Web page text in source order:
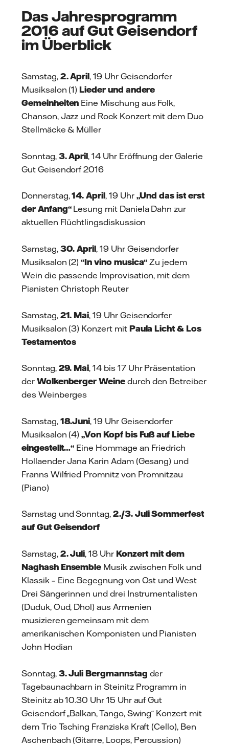
Das Jahresprogramm
2016 auf Gut Geisendorf
im Überblick
Samstag, 2. April, 19 Uhr Geisendorfer
Musiksalon (1)Lieder und andere
Gemeinheiten Eine Mischung aus Folk,
Chanson, Jazz und Rock Konzert mit dem Duo
Stellmäcke & Müller
Sonntag, 3. April, 14 Uhr Eröffnung der Galerie
Gut Geisendorf 2016
Donnerstag,14. April, 19 Uhr „Und das ist erst
der Anfang“Lesung mit Daniela Dahn zur
aktuellen Flüchtlingsdiskussion
Samstag, 30. April, 19 Uhr Geisendorfer
Musiksalon (2)“In vino musica“ Zu jedem
Wein die passende Improvisation, mit dem
Pianisten Christoph Reuter
Samstag, 21. Mai, 19 Uhr Geisendorfer
Musiksalon (3) Konzert mit Paula Licht & Los
Testamentos
Sonntag, 29. Mai, 14 bis 17 Uhr Präsentation
der Wolkenberger Weinedurch den Betreiber
des Weinberges
Samstag, 18.Juni, 19 Uhr Geisendorfer
Musiksalon (4)„Von Kopf bis Fuß auf Liebe
eingestellt…“ Eine Hommage an Friedrich
Hollaender Jana Karin Adam (Gesang) und
Franns Wilfried Promnitz von Promnitzau
(Piano)
Samstag und Sonntag, 2./3. JuliSommerfest
auf Gut Geisendorf
Samstag, 2. Juli, 18 Uhr Konzert mit dem
Naghash Ensemble Musik zwischen Folk und
Klassik – Eine Begegnung von Ost und West
Drei Sängerinnen und drei Instrumentalisten
(Duduk, Oud, Dhol) aus Armenien
musizieren gemeinsam mit dem
amerikanischen Komponisten und Pianisten
John Hodian
Sonntag, 3. Juli Bergmannstag der
Tagebaunachbarn in Steinitz Programm in
Steinitz ab 10.30 Uhr 15 Uhr auf Gut
Geisendorf „Balkan, Tango, Swing“ Konzert mit
dem Trio Tsching Franziska Kraft (Cello), Ben
Aschenbach (Gitarre, Loops, Percussion)